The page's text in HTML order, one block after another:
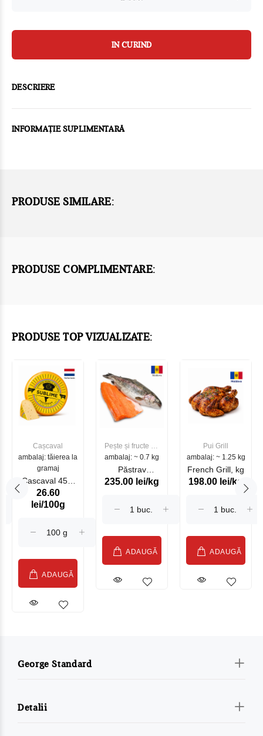
IN CURIND
DESCRIERE
INFORMAȚIE SUPLIMENTARĂ
PRODUSE SIMILARE:
PRODUSE COMPLIMENTARE:
PRODUSE TOP VIZUALIZATE:
Cașcaval
ambalaj: tăierea la
gramaj
Cascaval 45%
Maasdam
Sublime Cow
26.60
lei/100g
ADAUGĂ
Pește și fructe de
mare
ambalaj: ~ 0.7 kg
Păstrav
Somonat
235.00 lei/kg
ADAUGĂ
Pui Grill
ambalaj: ~ 1.25 kg
French Grill, kg
198.00 lei/kg
ADAUGĂ
George Standard
Detalii